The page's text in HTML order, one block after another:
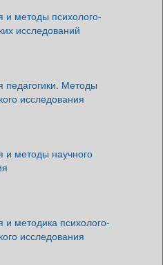
и методы психолого-
исследований
педагогики. Методы
исследования
и методы научного
и методика психолого-
исследования